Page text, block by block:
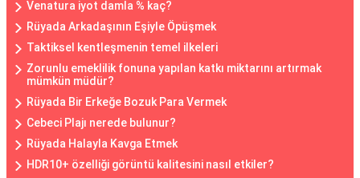
Venatura iyot damla % kaç?
Rüyada Arkadaşının Eşiyle Öpüşmek
Taktiksel kentleşmenin temel ilkeleri
Zorunlu emeklilik fonuna yapılan katkı miktarını artırmak
mümkün müdür?
Rüyada Bir Erkeğe Bozuk Para Vermek
Cebeci Plajı nerede bulunur?
Rüyada Halayla Kavga Etmek
HDR10+ özelliği görüntü kalitesini nasıl etkiler?